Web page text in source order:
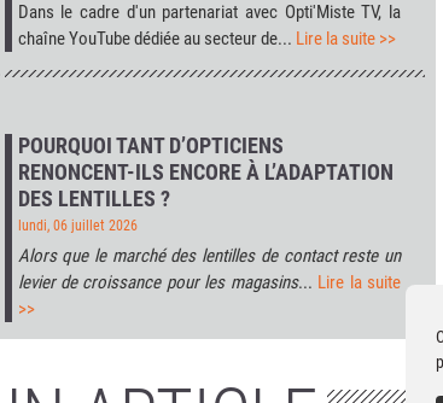
Dans le cadre d'un partenariat avec Opti'Miste TV, la
chaîne YouTube dédiée au secteur de... Lire la suite >>
POURQUOI TANT D’OPTICIENS
RENONCENT-ILS ENCORE À L’ADAPTATION
DES LENTILLES ?
lundi, 06 juillet 2026
Alors que le marché des lentilles de contact reste un
levier de croissance pour les magasins... Lire la suite
>>